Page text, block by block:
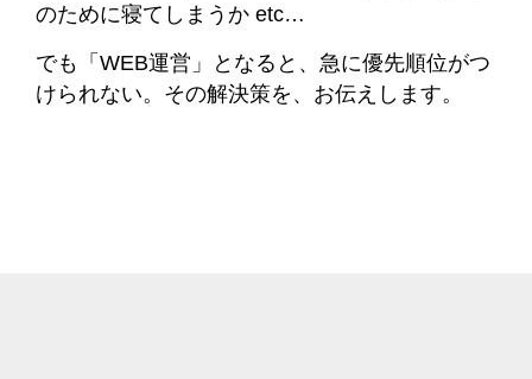
のために寝てしまうか etc…
でも「WEB運営」となると、急に優先順位がつ
けられない。その解決策を、お伝えします。